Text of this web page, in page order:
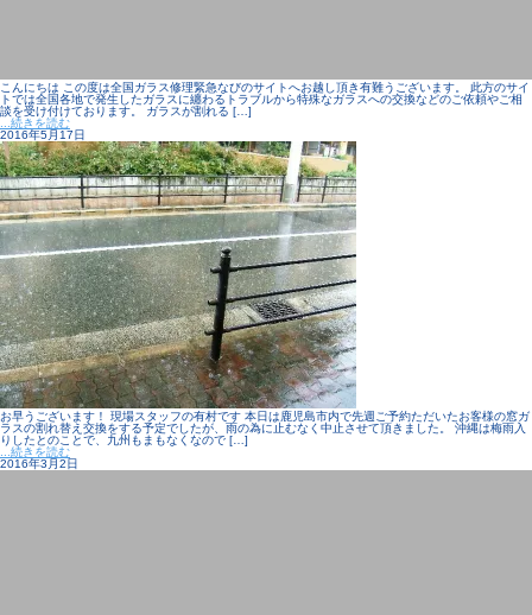
こんにちは この度は全国ガラス修理緊急なびのサイトへお越し頂き有難うございます。 此方のサイ
トでは全国各地で発生したガラスに纏わるトラブルから特殊なガラスへの交換などのご依頼やご相
談を受け付けております。 ガラスが割れる […]
...続きを読む
2016年5月17日
お早うございます！ 現場スタッフの有村です 本日は鹿児島市内で先週ご予約ただいたお客様の窓ガ
ラスの割れ替え交換をする予定でしたが、雨の為に止むなく中止させて頂きました。 沖縄は梅雨入
りしたとのことで、九州もまもなくなので […]
...続きを読む
2016年3月2日